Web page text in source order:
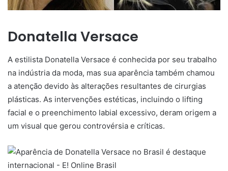
Donatella Versace
A estilista Donatella Versace é conhecida por seu trabalho
na indústria da moda, mas sua aparência também chamou
a atenção devido às alterações resultantes de cirurgias
plásticas. As intervenções estéticas, incluindo o lifting
facial e o preenchimento labial excessivo, deram origem a
um visual que gerou controvérsia e críticas.